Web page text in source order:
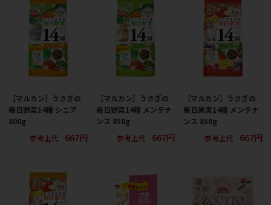
［マルカン］うさぎの
毎日野菜14種 シニア
800g
参考上代
667円
［マルカン］うさぎの
毎日野菜14種 メンテナ
ンス 850g
参考上代
667円
［マルカン］うさぎの
毎日果実14種 メンテナ
ンス 850g
参考上代
667円